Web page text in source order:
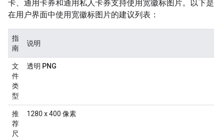
卡、通用卡券和通用私人卡券支持使用宽徽标图片。以下是
在用户界面中使用宽徽标图片的建议列表：
指
南
说明
文
件
类
型
透明 PNG
推
荐
尺
1280 x 400 像素